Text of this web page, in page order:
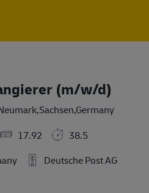
(m/w/d)
17.92
38.5
Deutsche Post AG